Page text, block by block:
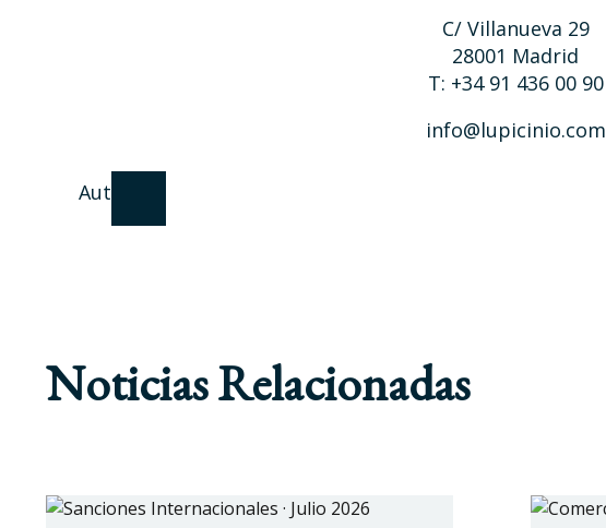
C/ Villanueva 29
28001 Madrid
T: +34 91 436 00 90
info@lupicinio.com
Autor
Noticias Relacionadas